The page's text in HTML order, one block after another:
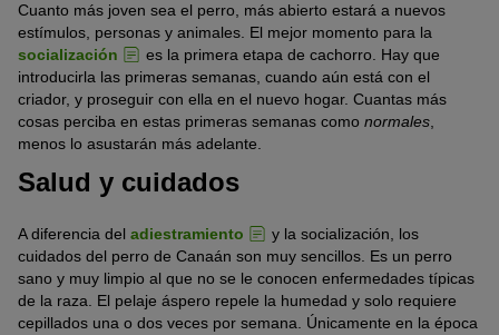
Cuanto más joven sea el perro, más abierto estará a nuevos
estímulos, personas y animales. El mejor momento para la
socialización
es la primera etapa de cachorro. Hay que
introducirla las primeras semanas, cuando aún está con el
criador, y proseguir con ella en el nuevo hogar. Cuantas más
cosas perciba en estas primeras semanas como normales,
menos lo asustarán más adelante.
Salud y cuidados
A diferencia del adiestramiento
y la socialización, los
cuidados del perro de Canaán son muy sencillos. Es un perro
sano y muy limpio al que no se le conocen enfermedades típicas
de la raza. El pelaje áspero repele la humedad y solo requiere
cepillados una o dos veces por semana. Únicamente en la época